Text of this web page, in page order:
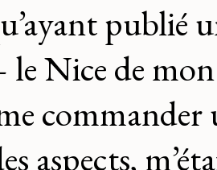
publié
le Nice de
me
aspects,